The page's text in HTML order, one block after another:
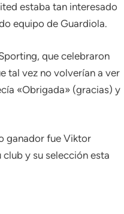
estaba tan interesado
equipo de Guardiola.
que celebraron
tal vez no volverían a ver
«Obrigada» (gracias) y
ganador fue Viktor
y su selección esta